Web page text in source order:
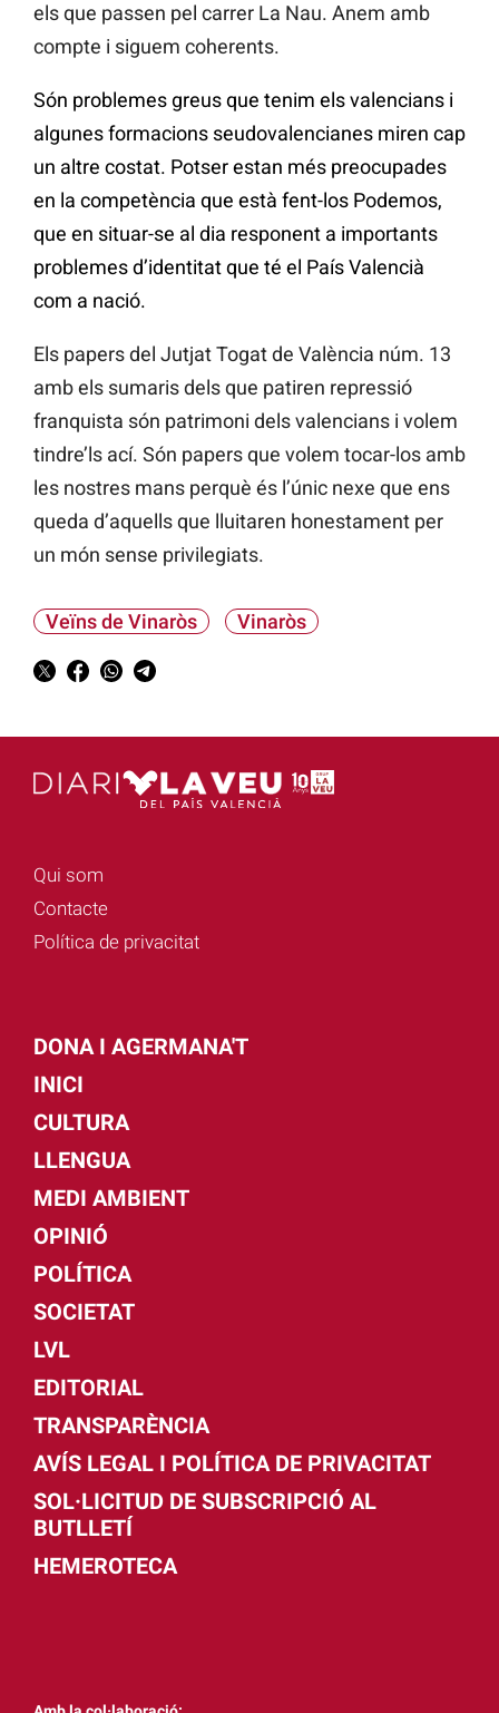
els que passen pel carrer La Nau. Anem amb
compte i siguem coherents.
Són problemes greus que tenim els valencians i
algunes formacions seudovalencianes miren cap
un altre costat. Potser estan més preocupades
en la competència que està fent-los Podemos,
que en situar-se al dia responent a importants
problemes d’identitat que té el País Valencià
com a nació.
Els papers del Jutjat Togat de València núm. 13
amb els sumaris dels que patiren repressió
franquista són patrimoni dels valencians i volem
tindre’ls ací. Són papers que volem tocar-los amb
les nostres mans perquè és l’únic nexe que ens
queda d’aquells que lluitaren honestament per
un món sense privilegiats.
Veïns de Vinaròs Vinaròs
Qui som
Contacte
Política de privacitat
DONA I AGERMANA'T
INICI
CULTURA
LLENGUA
MEDI AMBIENT
OPINIÓ
POLÍTICA
SOCIETAT
LVL
EDITORIAL
TRANSPARÈNCIA
AVÍS LEGAL I POLÍTICA DE PRIVACITAT
SOL·LICITUD DE SUBSCRIPCIÓ AL
BUTLLETÍ
HEMEROTECA